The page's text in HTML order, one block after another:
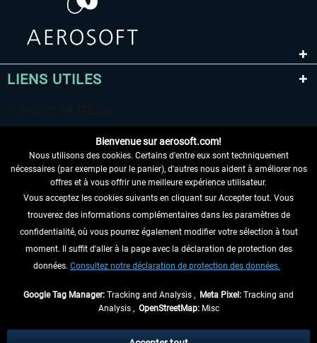
LIENS UTILES
RENONCER AU CONTRAT ICI
INFORMATIONS
NE MANQUEZ PAS LES DERNIÈRES
échéant, frais de remboursement, si aucune description contraire.
Bienvenue sur aerosoft.com!
Nous utilisons des cookies. Certains d'entre eux sont techniquement
nécessaires (par exemple pour le panier), d'autres nous aident à améliorer nos
offres et à vous offrir une meilleure expérience utilisateur.
Vous acceptez les cookies suivants en cliquant sur Accepter tout. Vous
trouverez des informations complémentaires dans les paramètres de
confidentialité, où vous pourrez également modifier votre sélection à tout
moment. Il suffit d'aller à la page avec la déclaration de protection des
données. Consultez notre déclaration de protection des données.
Google Tag Manager: Tracking and Analysis , Meta Pixel: Tracking and
Analysis , OpenStreetMap:Misc